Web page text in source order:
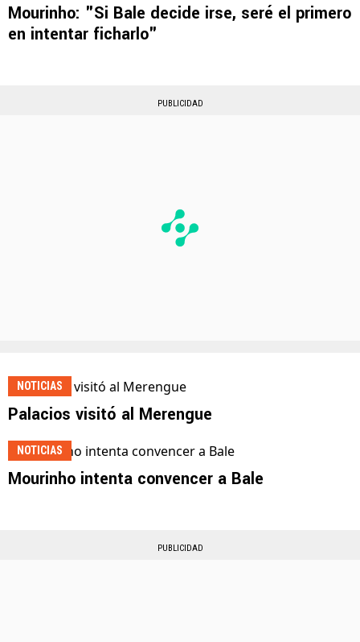
Mourinho: "Si Bale decide irse, seré el primero
en intentar ficharlo"
PUBLICIDAD
NOTICIAS
Palacios visitó al Merengue
NOTICIAS
Mourinho intenta convencer a Bale
PUBLICIDAD